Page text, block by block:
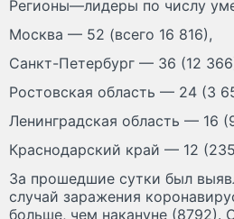
Регионы—лидеры по числу
Москва — 52 (всего 16 816),
Санкт-Петербург — 36 (12
Ростовская область — 24 (3
Ленинградская область — 16
Краснодарский край — 12
За прошедшие сутки был
случай заражения
больше, чем накануне (8792).